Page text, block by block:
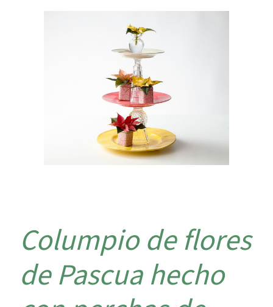
Columpio de flores
de Pascua hecho